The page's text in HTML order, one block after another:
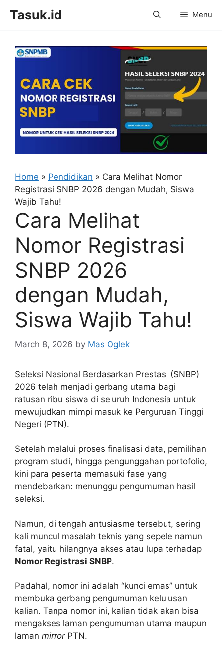
Tasuk.id Menu
Home » Pendidikan » Cara Melihat Nomor
Registrasi SNBP 2026 dengan Mudah, Siswa
Wajib Tahu!
Cara Melihat
Nomor Registrasi
SNBP 2026
dengan Mudah,
Siswa Wajib Tahu!
March 8, 2026 by Mas Oglek
Seleksi Nasional Berdasarkan Prestasi (SNBP)
2026 telah menjadi gerbang utama bagi
ratusan ribu siswa di seluruh Indonesia untuk
mewujudkan mimpi masuk ke Perguruan Tinggi
Negeri (PTN).
Setelah melalui proses finalisasi data, pemilihan
program studi, hingga pengunggahan portofolio,
kini para peserta memasuki fase yang
mendebarkan: menunggu pengumuman hasil
seleksi.
Namun, di tengah antusiasme tersebut, sering
kali muncul masalah teknis yang sepele namun
fatal, yaitu hilangnya akses atau lupa terhadap
Nomor Registrasi SNBP.
Padahal, nomor ini adalah “kunci emas” untuk
membuka gerbang pengumuman kelulusan
kalian. Tanpa nomor ini, kalian tidak akan bisa
mengakses laman pengumuman utama maupun
laman mirrorPTN.